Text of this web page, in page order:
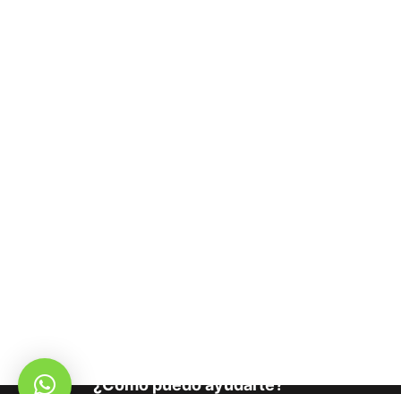
¿Cómo puedo ayudarte?